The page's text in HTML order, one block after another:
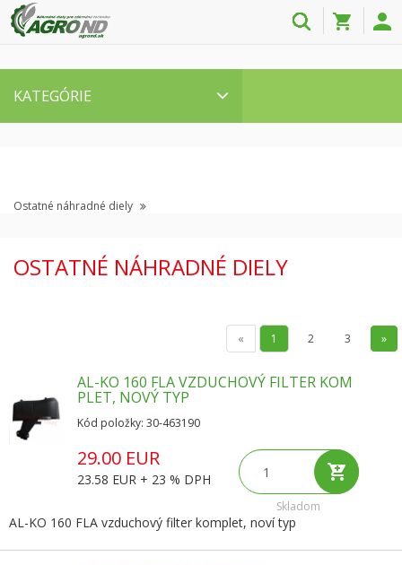
KATEGÓRIE
Ostatné náhradné diely
OSTATNÉ NÁHRADNÉ DIELY
« 1 2 3 »
AL-KO 160 FLA VZDUCHOVÝ FILTER KOM
PLET, NOVÝ TYP
Kód položky: 30-463190
29.00 EUR
23.58 EUR + 23 % DPH
Skladom
AL-KO 160 FLA vzduchový filter komplet, noví typ